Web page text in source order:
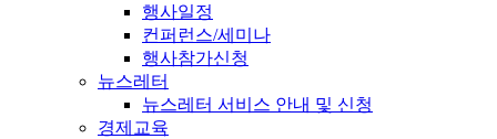
행사일정
컨퍼런스/세미나
행사참가신청
뉴스레터
뉴스레터 서비스 안내 및 신청
경제교육